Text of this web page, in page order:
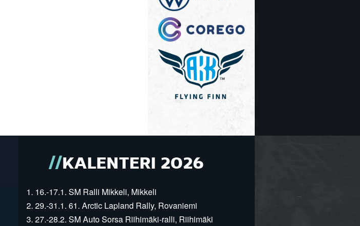
KALENTERI 2026
1. 16.-17.1. SM Ralli Mikkeli, Mikkeli
2. 29.-31.1. 61. Arctic Lapland Rally, Rovaniemi
3. 27.-28.2. SM Auto Sorsa Riihimäki-ralli, Riihimäki